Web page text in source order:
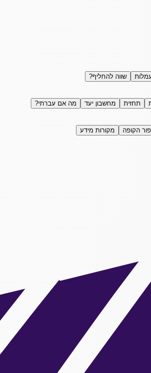
שווה להחליף?
תחזית מחשבון יעד מה אם עברתי?
הקופה מקורות מידע